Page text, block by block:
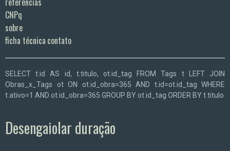
CNPq
sobre
ficha técnica contato
SELECT t.id AS id, t.titulo, ot.id_tag FROM Tags t LEFT JOIN
Obras_x_Tags ot ON ot.id_obra=365 AND t.id=ot.id_tag WHERE
t.ativo=1 AND ot.id_obra=365 GROUP BY ot.id_tag ORDER BY t.titulo
Desengaiolar duração